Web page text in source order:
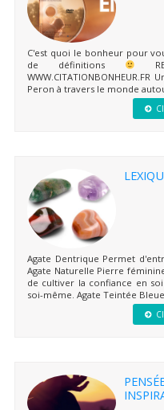
C'est quoi le bonheur pour
de définitions
Peron à travers le monde
Agate Dentrique Permet
Agate Naturelle Pierre
de cultiver la confiance en
soi-même. Agate Teintée Bleue